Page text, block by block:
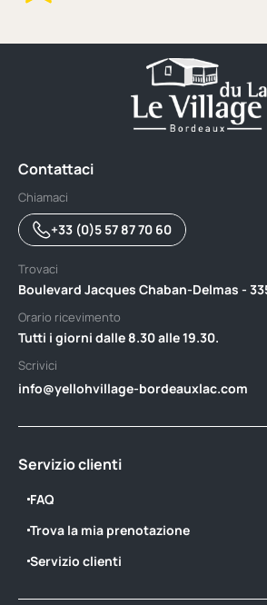
Contattaci
Chiamaci
+33 (0)5 57 87 70 60
Trovaci
Boulevard Jacques Chaban-Delmas -
Orario ricevimento
Tutti i giorni dalle 8.30 alle 19.30.
Scrivici
info@yellohvillage-bordeauxlac.com
Servizio clienti
FAQ
Trova la mia prenotazione
Servizio clienti